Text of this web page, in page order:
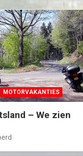
MOTORVAKANTIES
– We zien